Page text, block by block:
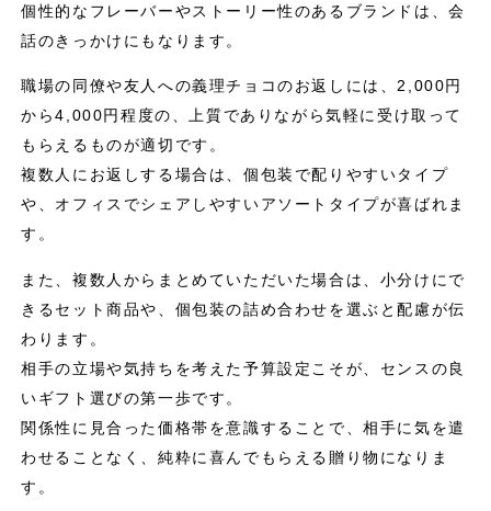
個性的なフレーバーやストーリー性のあるブランドは、会
話のきっかけにもなります。
職場の同僚や友人への義理チョコのお返しには、2,000円
から4,000円程度の、上質でありながら気軽に受け取って
もらえるものが適切です。
複数人にお返しする場合は、個包装で配りやすいタイプ
や、オフィスでシェアしやすいアソートタイプが喜ばれま
す。
また、複数人からまとめていただいた場合は、小分けにで
きるセット商品や、個包装の詰め合わせを選ぶと配慮が伝
わります。
相手の立場や気持ちを考えた予算設定こそが、センスの良
いギフト選びの第一歩です。
関係性に見合った価格帯を意識することで、相手に気を遣
わせることなく、純粋に喜んでもらえる贈り物になりま
す。